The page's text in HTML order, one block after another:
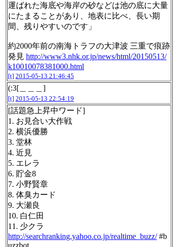
運ばれた海底や海岸の砂などは池の底に大量
にたまることがあり、地表に比べ、長い期
間、残りやすいのです」
約2000年前の南海トラフの大津波 三重で痕跡
発見 http://www3.nhk.or.jp/news/html/20150513/
k10010078381000.html
[t] 2015-05-13 21:46:45
(:3[＿＿＿]
[t] 2015-05-13 22:54:19
[話題急上昇中ワード]
1. お見合い大作戦
2. 横浜優勝
3. 堂林
4. 近見
5. エレラ
6. 貯金8
7. 小野賢章
8. 体臭カード
9. 大瀬良
10. 白仁田
11. 少クラ
http://searchranking.yahoo.co.jp/realtime_buzz/#b